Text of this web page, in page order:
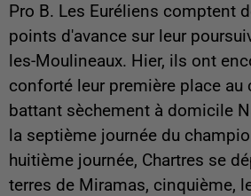
Pro B. Les Euréliens comptent
points d'avance sur leur
les-Moulineaux. Hier, ils ont
conforté leur première place au
battant sèchement à domicile
la septième journée du
huitième journée, Chartres se
terres de Miramas, cinquième,